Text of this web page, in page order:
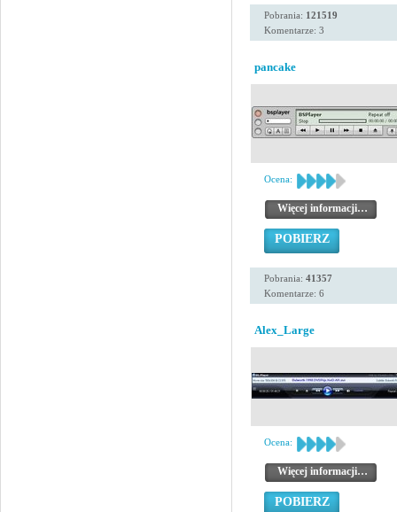
Pobrania: 121519
Komentarze: 3
pancake
Ocena:
Więcej informacji…
POBIERZ
Pobrania: 41357
Komentarze: 6
Alex_Large
Ocena:
Więcej informacji…
POBIERZ